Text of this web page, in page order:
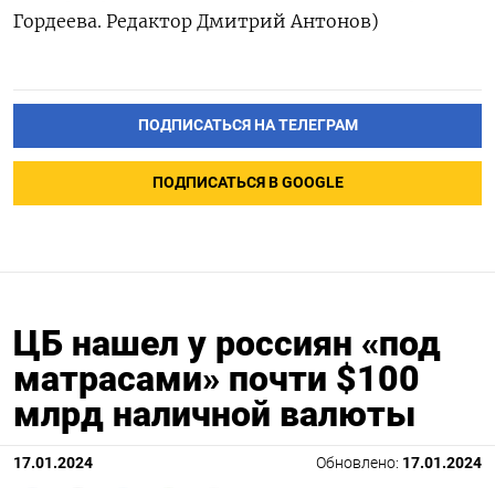
Гордеева. Редактор Дмитрий Антонов)
ПОДПИСАТЬСЯ НА ТЕЛЕГРАМ
ПОДПИСАТЬСЯ В GOOGLE
ЦБ нашел у россиян «под
матрасами» почти $100
млрд наличной валюты
17.01.2024 Обновлено: 17.01.2024